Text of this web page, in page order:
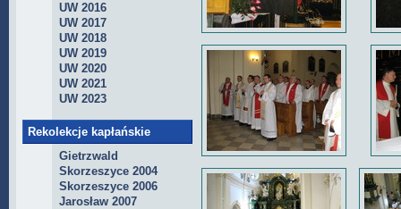
UW 2016
UW 2017
UW 2018
UW 2019
UW 2020
UW 2021
UW 2023
Rekolekcje kapłańskie
Gietrzwald
Skorzeszyce 2004
Skorzeszyce 2006
Jarosław 2007